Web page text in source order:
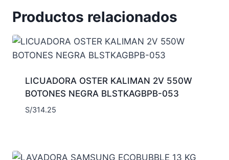
Productos relacionados
LICUADORA OSTER KALIMAN 2V 550W
BOTONES NEGRA BLSTKAGBPB-053
S/314.25